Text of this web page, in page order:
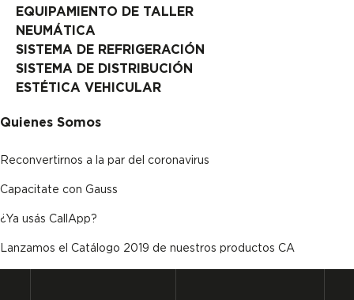
EQUIPAMIENTO DE TALLER
NEUMÁTICA
SISTEMA DE REFRIGERACIÓN
SISTEMA DE DISTRIBUCIÓN
ESTÉTICA VEHICULAR
Quienes Somos
Reconvertirnos a la par del coronavirus
Capacitate con Gauss
¿Ya usás CallApp?
Lanzamos el Catálogo 2019 de nuestros productos CA